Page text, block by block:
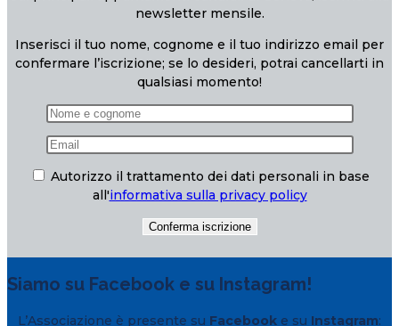
newsletter mensile.
Inserisci il tuo nome, cognome e il tuo indirizzo email per
confermare l’iscrizione; se lo desideri, potrai cancellarti in
qualsiasi momento!
Autorizzo il trattamento dei dati personali in base
all'informativa sulla privacy policy
Siamo su Facebook e su Instagram!
L’Associazione è presente su Facebook e su Instagram: